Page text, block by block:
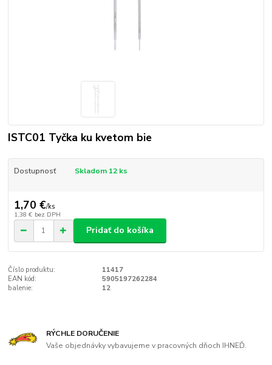
ISTC01 Tyčka ku kvetom bie
Dostupnosť Skladom 12 ks
1,70 €/ks
1,38 € bez DPH
Pridať do košíka
Číslo produktu:
11417
EAN kód:
5905197262284
balenie:
12
RÝCHLE DORUČENIE
Vaše objednávky vybavujeme v pracovných dňoch IHNEĎ.